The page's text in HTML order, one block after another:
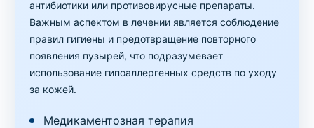
антибиотики или противовирусные препараты.
Важным аспектом в лечении является соблюдение
правил гигиены и предотвращение повторного
появления пузырей, что подразумевает
использование гипоаллергенных средств по уходу
за кожей.
Медикаментозная терапия